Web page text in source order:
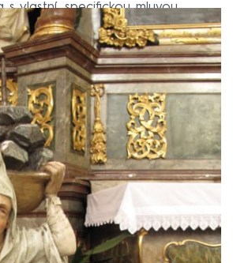
s vlastní, specifickou mluvou.